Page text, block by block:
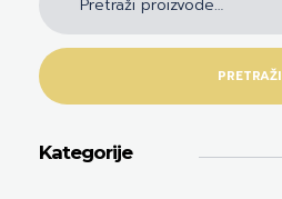
PRETRAŽI
Kategorije